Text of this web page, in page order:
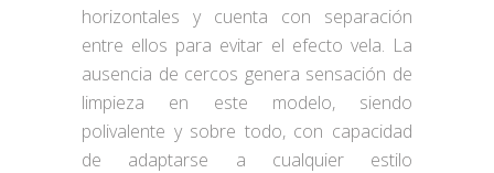
horizontales y cuenta con separación
entre ellos para evitar el efecto vela. La
ausencia de cercos genera sensación de
limpieza en este modelo, siendo
polivalente y sobre todo, con capacidad
de adaptarse a cualquier estilo